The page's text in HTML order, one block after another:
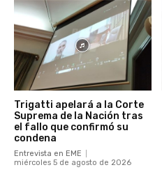
Trigatti apelará a la Corte
Suprema de la Nación tras
el fallo que confirmó su
condena
Entrevista en EME
miércoles 5 de agosto de 2026